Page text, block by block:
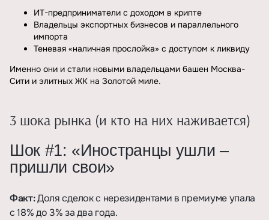
ИТ-предприниматели с доходом в крипте
Владельцы экспортных бизнесов и параллельного
импорта
Теневая «наличная прослойка» с доступом к ликвиду
Именно они и стали новыми владельцами башен Москва-
Сити и элитных ЖК на Золотой миле.
3 шока рынка (и кто на них наживается)
Шок #1: «Иностранцы ушли –
пришли свои»
Факт:Доля сделок с нерезидентами в премиуме упала
с 18% до 3% за два года.